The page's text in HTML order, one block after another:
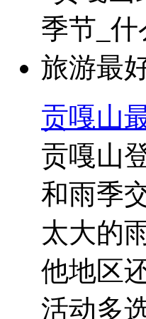
贡嘎山
贡嘎山
和雨季
太大的
他地区
活动多